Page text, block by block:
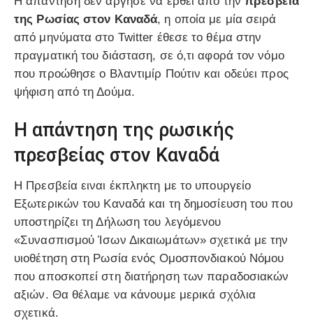
της Ρωσίας στον Καναδά, η οποία με μία σειρά
από μηνύματα στο Twitter έθεσε το θέμα στην
πραγματική του διάσταση, σε ό,τι αφορά τον νόμο
που προώθησε ο Βλαντιμίρ Πούτιν και οδεύει προς
ψήφιση από τη Δούμα.
Η απάντηση της ρωσικής
πρεσβείας στον Καναδά
Η Πρεσβεία ειναι έκπληκτη με το υπουργείο
Εξωτερικών του Καναδά και τη δημοσίευση του που
υποστηρίζει τη Δήλωση του λεγόμενου
«Συνασπισμού Ίσων Δικαιωμάτων» σχετικά με την
υιοθέτηση στη Ρωσία ενός Ομοσπονδιακού Νόμου
που αποσκοπεί στη διατήρηση των παραδοσιακών
αξιών. Θα θέλαμε να κάνουμε μερικά σχόλια
σχετικά.